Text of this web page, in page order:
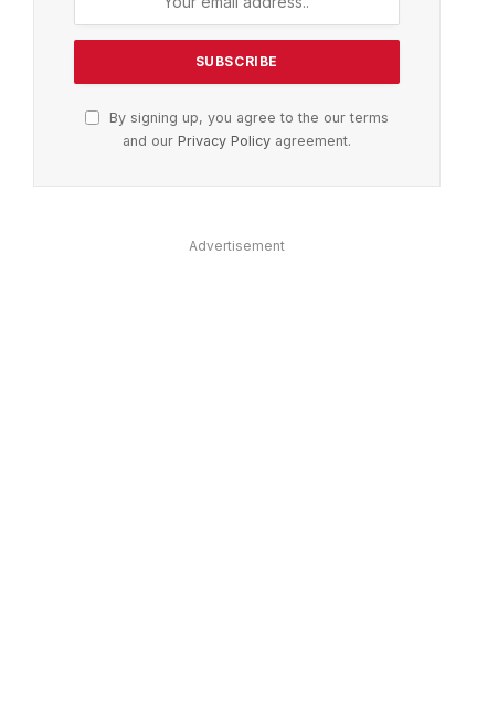
By signing up, you agree to the our terms
and our Privacy Policyagreement.
Advertisement